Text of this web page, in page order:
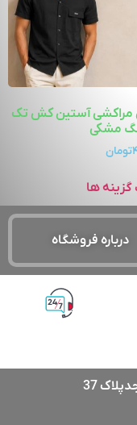
مراکشی آستین کش تک
مشکی
تومان
گزینه ها
درباره فروشگاه
37